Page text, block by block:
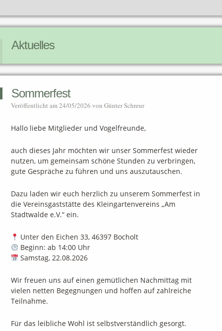
Aktuelles
Sommerfest
Veröffentlicht am24/05/2026 von Günter Schreur
Hallo liebe Mitglieder und Vogelfreunde,
auch dieses Jahr möchten wir unser Sommerfest wieder
nutzen, um gemeinsam schöne Stunden zu verbringen,
gute Gespräche zu führen und uns auszutauschen.
Dazu laden wir euch herzlich zu unserem Sommerfest in
die Vereinsgaststätte des Kleingartenvereins „Am
Stadtwalde e.V.“ ein.
Unter den Eichen 33, 46397 Bocholt
Beginn: ab 14:00 Uhr
Samstag, 22.08.2026
Wir freuen uns auf einen gemütlichen Nachmittag mit
vielen netten Begegnungen und hoffen auf zahlreiche
Teilnahme.
Für das leibliche Wohl ist selbstverständlich gesorgt.